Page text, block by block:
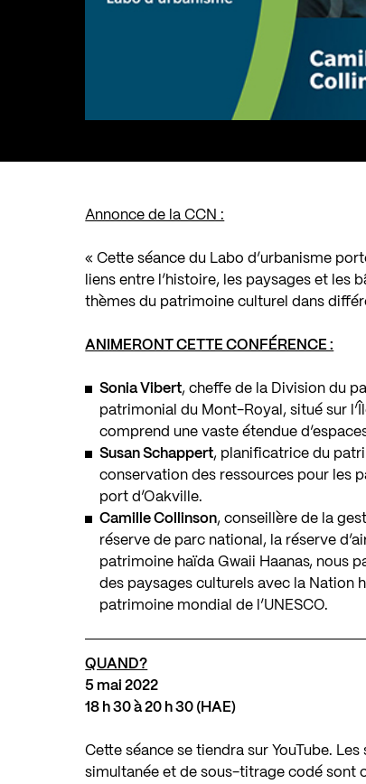
Annonce de la CCN :
« Cette séance du Labo d’urbanisme
liens entre l’histoire, les paysages et les
thèmes du patrimoine culturel dans
ANIMERONT CETTE CONFÉRENCE :
Sonia Vibert, cheffe de la Division du
patrimonial du Mont-Royal, situé sur
comprend une vaste étendue
Susan Schappert, planificatrice du
conservation des ressources pour les
port d’Oakville.
Camille Collinson, conseillère de la
réserve de parc national, la réserve
patrimoine haïda Gwaii Haanas, nous
des paysages culturels avec la Nation
patrimoine mondial de l’UNESCO.
QUAND?
5 mai 2022
18 h 30 à 20 h 30 (HAE)
Cette séance se tiendra sur YouTube.
simultanée et de sous-titrage codé sont